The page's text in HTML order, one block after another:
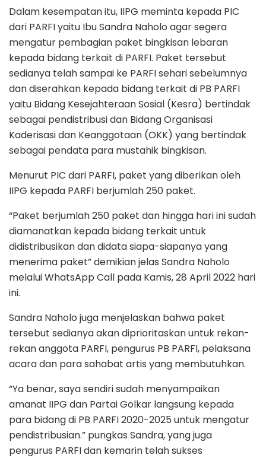
Dalam kesempatan itu, IIPG meminta kepada PIC
dari PARFI yaitu Ibu Sandra Naholo agar segera
mengatur pembagian paket bingkisan lebaran
kepada bidang terkait di PARFI. Paket tersebut
sedianya telah sampai ke PARFI sehari sebelumnya
dan diserahkan kepada bidang terkait di PB PARFI
yaitu Bidang Kesejahteraan Sosial (Kesra) bertindak
sebagai pendistribusi dan Bidang Organisasi
Kaderisasi dan Keanggotaan (OKK) yang bertindak
sebagai pendata para mustahik bingkisan.
Menurut PIC dari PARFI, paket yang diberikan oleh
IIPG kepada PARFI berjumlah 250 paket.
“Paket berjumlah 250 paket dan hingga hari ini sudah
diamanatkan kepada bidang terkait untuk
didistribusikan dan didata siapa-siapanya yang
menerima paket” demikian jelas Sandra Naholo
melalui WhatsApp Call pada Kamis, 28 April 2022 hari
ini.
Sandra Naholo juga menjelaskan bahwa paket
tersebut sedianya akan diprioritaskan untuk rekan-
rekan anggota PARFI, pengurus PB PARFI, pelaksana
acara dan para sahabat artis yang membutuhkan.
“Ya benar, saya sendiri sudah menyampaikan
amanat IIPG dan Partai Golkar langsung kepada
para bidang di PB PARFI 2020-2025 untuk mengatur
pendistribusian.” pungkas Sandra, yang juga
pengurus PARFI dan kemarin telah sukses